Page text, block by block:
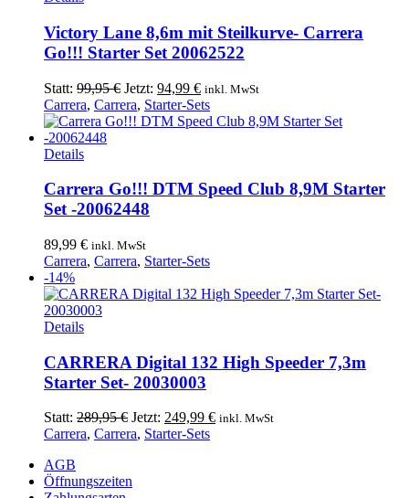
Victory Lane 8,6m mit Steilkurve- Carrera
Go!!! Starter Set 20062522
Statt: 99,95€ Ursprünglicher
Preis
war:
Jetzt: 94,99 €Aktueller
Preis
ist:
inkl. MwSt
Carrera, Carrera, Starter-Sets
Details
Carrera Go!!! DTM Speed Club 8,9M Starter
Set -20062448
89,99 € inkl. MwSt
Carrera, Carrera, Starter-Sets
-14%
Details
CARRERA Digital 132 High Speeder 7,3m
Starter Set- 20030003
Statt: 289,95€ Ursprünglicher
Preis
Jetzt: 249,99 €Aktueller
inkl. MwSt
Carrera, Carrera, Starter-Sets
AGB
Öffnungszeiten